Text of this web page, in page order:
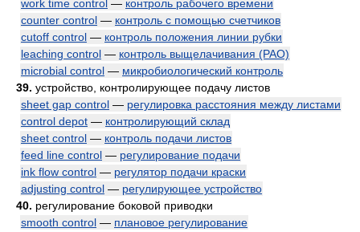
work time control — контроль рабочего времени
counter control — контроль с помощью счетчиков
cutoff control — контроль положения линии рубки
leaching control — контроль выщелачивания (РАО)
microbial control — микробиологический контроль
39. устройство, контролирующее подачу листов
sheet gap control — регулировка расстояния между листами
control depot — контролирующий склад
sheet control — контроль подачи листов
feed line control — регулирование подачи
ink flow control — регулятор подачи краски
adjusting control — регулирующее устройство
40. регулирование боковой приводки
smooth control — плановое регулирование